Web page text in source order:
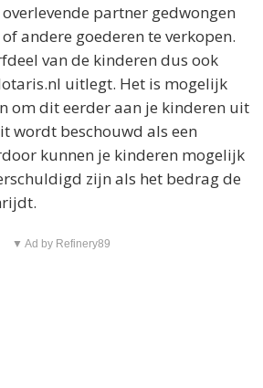
partner gedwongen
andere goederen te verkopen.
van de kinderen dus ook
uitlegt. Het is mogelijk
om dit eerder aan je kinderen uit
wordt beschouwd als een
kunnen je kinderen mogelijk
zijn als het bedrag de
▼ Ad by Refinery89